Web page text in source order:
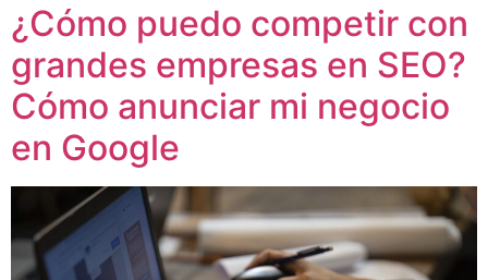
¿Cómo puedo competir con
grandes empresas en SEO?
Cómo anunciar mi negocio
en Google